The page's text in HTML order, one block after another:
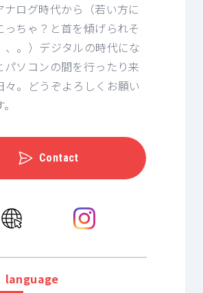
ナログ時代から（若い方に
っちゃ？と首を傾げられそ
、。）デジタルの時代にな
パソコンの間を行ったり来
々。どうぞよろしくお願い
Contact
language